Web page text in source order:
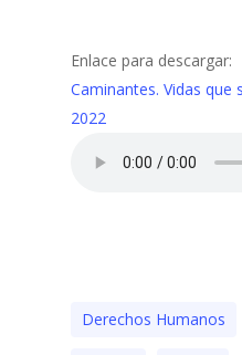
Enlace para descargar:
Caminantes. Vidas que
2022
Derechos Humanos